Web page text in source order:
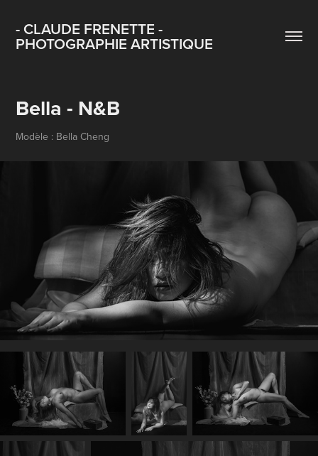
- CLAUDE FRENETTE -
PHOTOGRAPHIE ARTISTIQUE
Bella - N&B
Modèle : Bella Cheng